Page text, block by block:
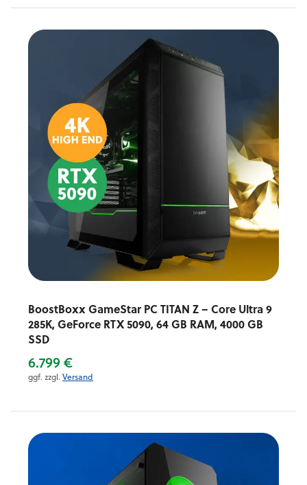
BoostBoxx GameStar PC TITAN Z – Core Ultra 9
285K, GeForce RTX 5090, 64 GB RAM, 4000 GB
SSD
6.799 €
ggf. zzgl. Versand